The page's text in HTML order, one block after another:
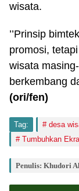
wisata.
’’Prinsip
promosi,
wisata
berkembang
(ori/fen)
Tag: desa
Tumbuhkan
Penulis: Khudori